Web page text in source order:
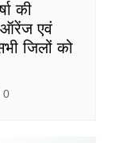
की
ऑरेंज एवं
जिलों को
0